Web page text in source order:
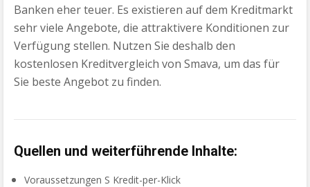
Banken eher teuer. Es existieren auf dem Kreditmarkt
sehr viele Angebote, die attraktivere Konditionen zur
Verfügung stellen. Nutzen Sie deshalb den
kostenlosen Kreditvergleich von Smava, um das für
Sie beste Angebot zu finden.
Quellen und weiterführende Inhalte:
Voraussetzungen S Kredit-per-Klick